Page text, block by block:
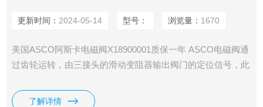
更新时间： 2024-05-14 型号： 浏览量： 1670
美国ASCO阿斯卡电磁阀X18900001质保一年 ASCO电磁阀通
过齿轮运转，由三接头的滑动变阻器输出阀门的定位信号，此
了解详情